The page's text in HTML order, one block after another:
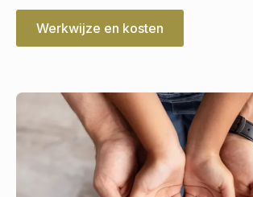
Werkwijze en kosten